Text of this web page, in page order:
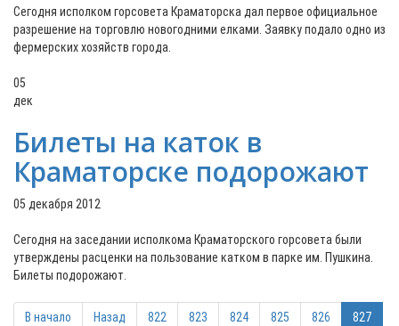
Сегодня исполком горсовета Краматорска дал первое официальное
разрешение на торговлю новогодними елками. Заявку подало одно из
фермерских хозяйств города.
05
дек
Билеты на каток в
Краматорске подорожают
05 декабря 2012
Сегодня на заседании исполкома Краматорского горсовета были
утверждены расценки на пользование катком в парке им. Пушкина.
Билеты подорожают.
В начало Назад 822 823 824 825 826 827